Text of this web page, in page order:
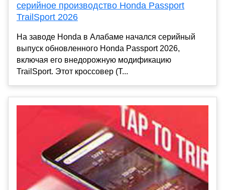
серийное производство Honda Passport
TrailSport 2026
На заводе Honda в Алабаме начался серийный
выпуск обновленного Honda Passport 2026,
включая его внедорожную модификацию
TrailSport. Этот кроссовер (T...